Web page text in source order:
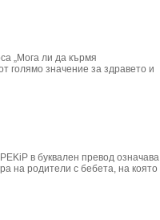
„Мога ли да кърмя
голямо значение за здравето и
в буквален превод означава
на родители с бебета, на която